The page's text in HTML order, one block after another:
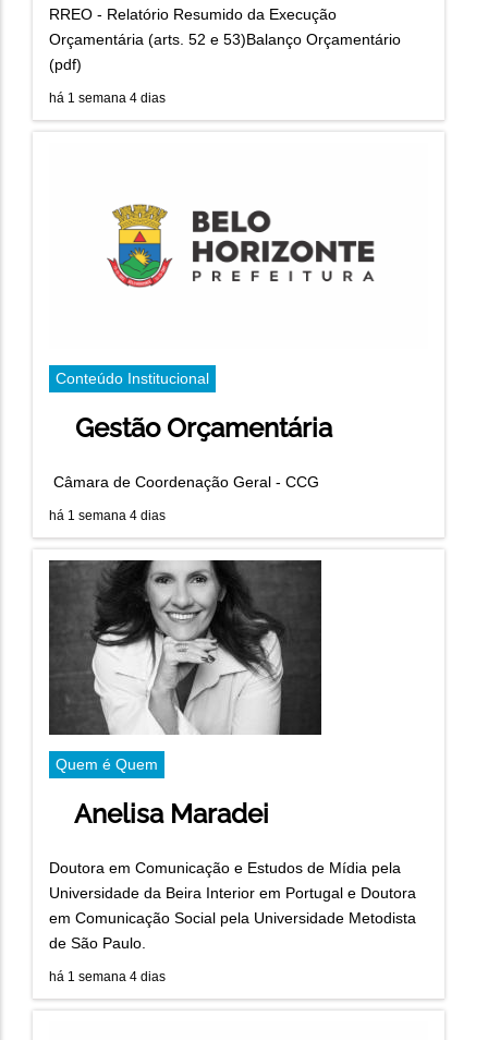
RREO - Relatório Resumido da Execução
Orçamentária (arts. 52 e 53)Balanço Orçamentário
(pdf)
há 1 semana 4 dias
Conteúdo Institucional
Gestão Orçamentária
Câmara de Coordenação Geral - CCG
há 1 semana 4 dias
Quem é Quem
Anelisa Maradei
Doutora em Comunicação e Estudos de Mídia pela
Universidade da Beira Interior em Portugal e Doutora
em Comunicação Social pela Universidade Metodista
de São Paulo.
há 1 semana 4 dias